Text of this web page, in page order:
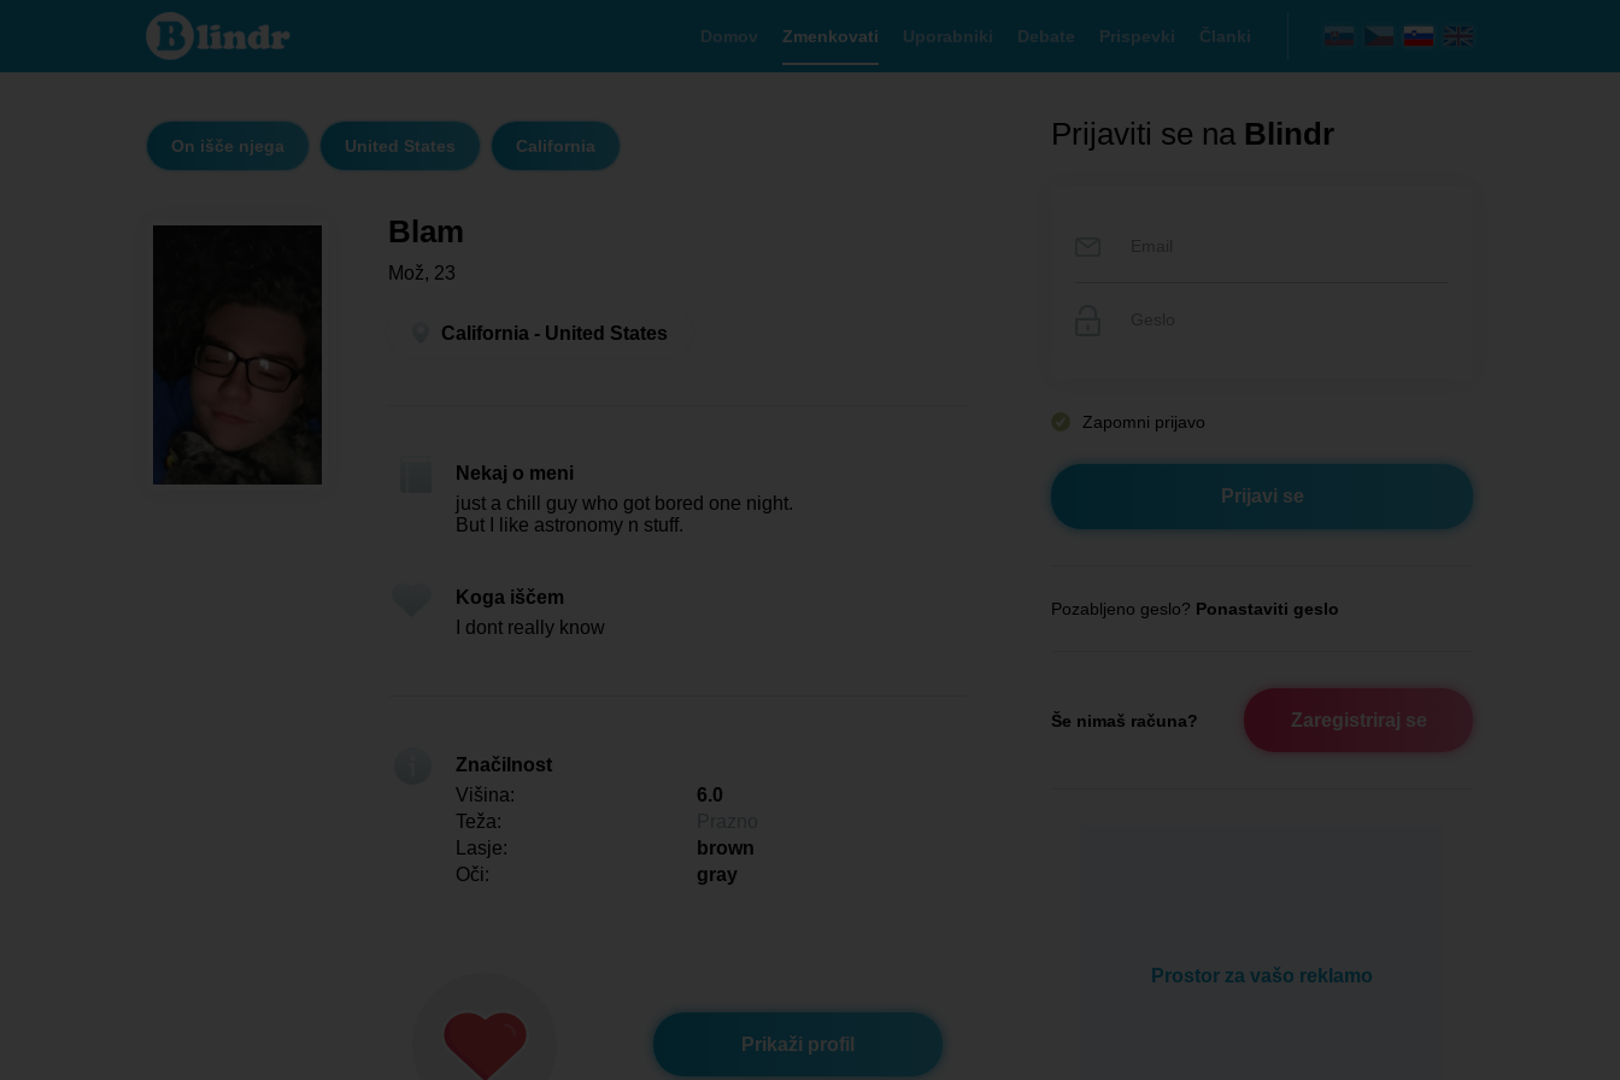
Blam -
On išče
njega
Domov Zmenkovati Uporabniki Debate Prispevki Članki
On išče njega United States California
Blam
Mož, 23
California - United States
Nekaj o meni
just a chill guy who got bored one night.
But I like astronomy n stuff.
Koga iščem
I dont really know
Značilnost
Višina:
6.0
Teža:
Lasje:
brown
Oči:
gray
Prikaži profil
Prijaviti se na Blindr
Zapomni prijavo
Pozabljeno geslo? Ponastaviti geslo
Še nimaš računa? Zaregistriraj se
Prostor za vašo reklamo